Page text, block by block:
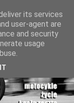
its services
user-agent are
and security
usage